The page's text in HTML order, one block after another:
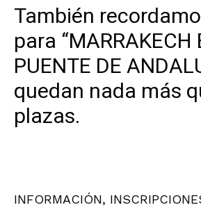
También
para “MARRAKECH
PUENTE DE
quedan nada más
plazas.
INFORMACIÓN,